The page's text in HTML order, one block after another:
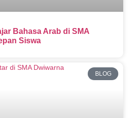
Bahasa Arab di SMA
Siswa
BLOG